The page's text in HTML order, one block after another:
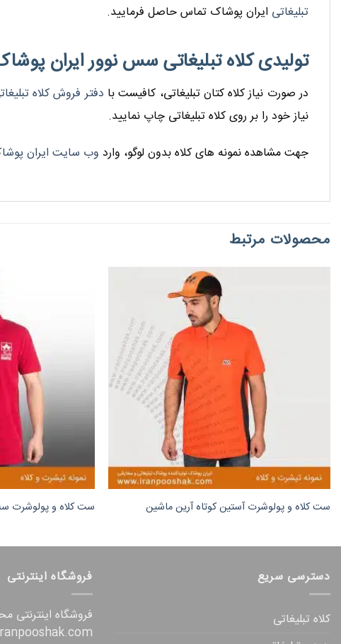
تبلیغاتی ایران پوشاک تماس حاصل فرمایید.
تولیدی کلاه تبلیغاتی سس نوور ایران
در صورت نیاز کلاه کتان تبلیغاتی، کافیست با دفتر فروش کلاه
نیاز خود را بر روی کلاه تبلیغاتی چاپ نمایید.
جهت مشاهده نمونه های کلاه بدون لوگو، وارد وب سایت ایران
محصولات مرتبط
ست کلاه و پولوشرت آستین کوتاه آرین ماشین ست کلاه و پولوشرت
دسترسی سریع
کلاه تبلیغاتی
فروشگاه اینترنتی
فروشگاه اینترنتی